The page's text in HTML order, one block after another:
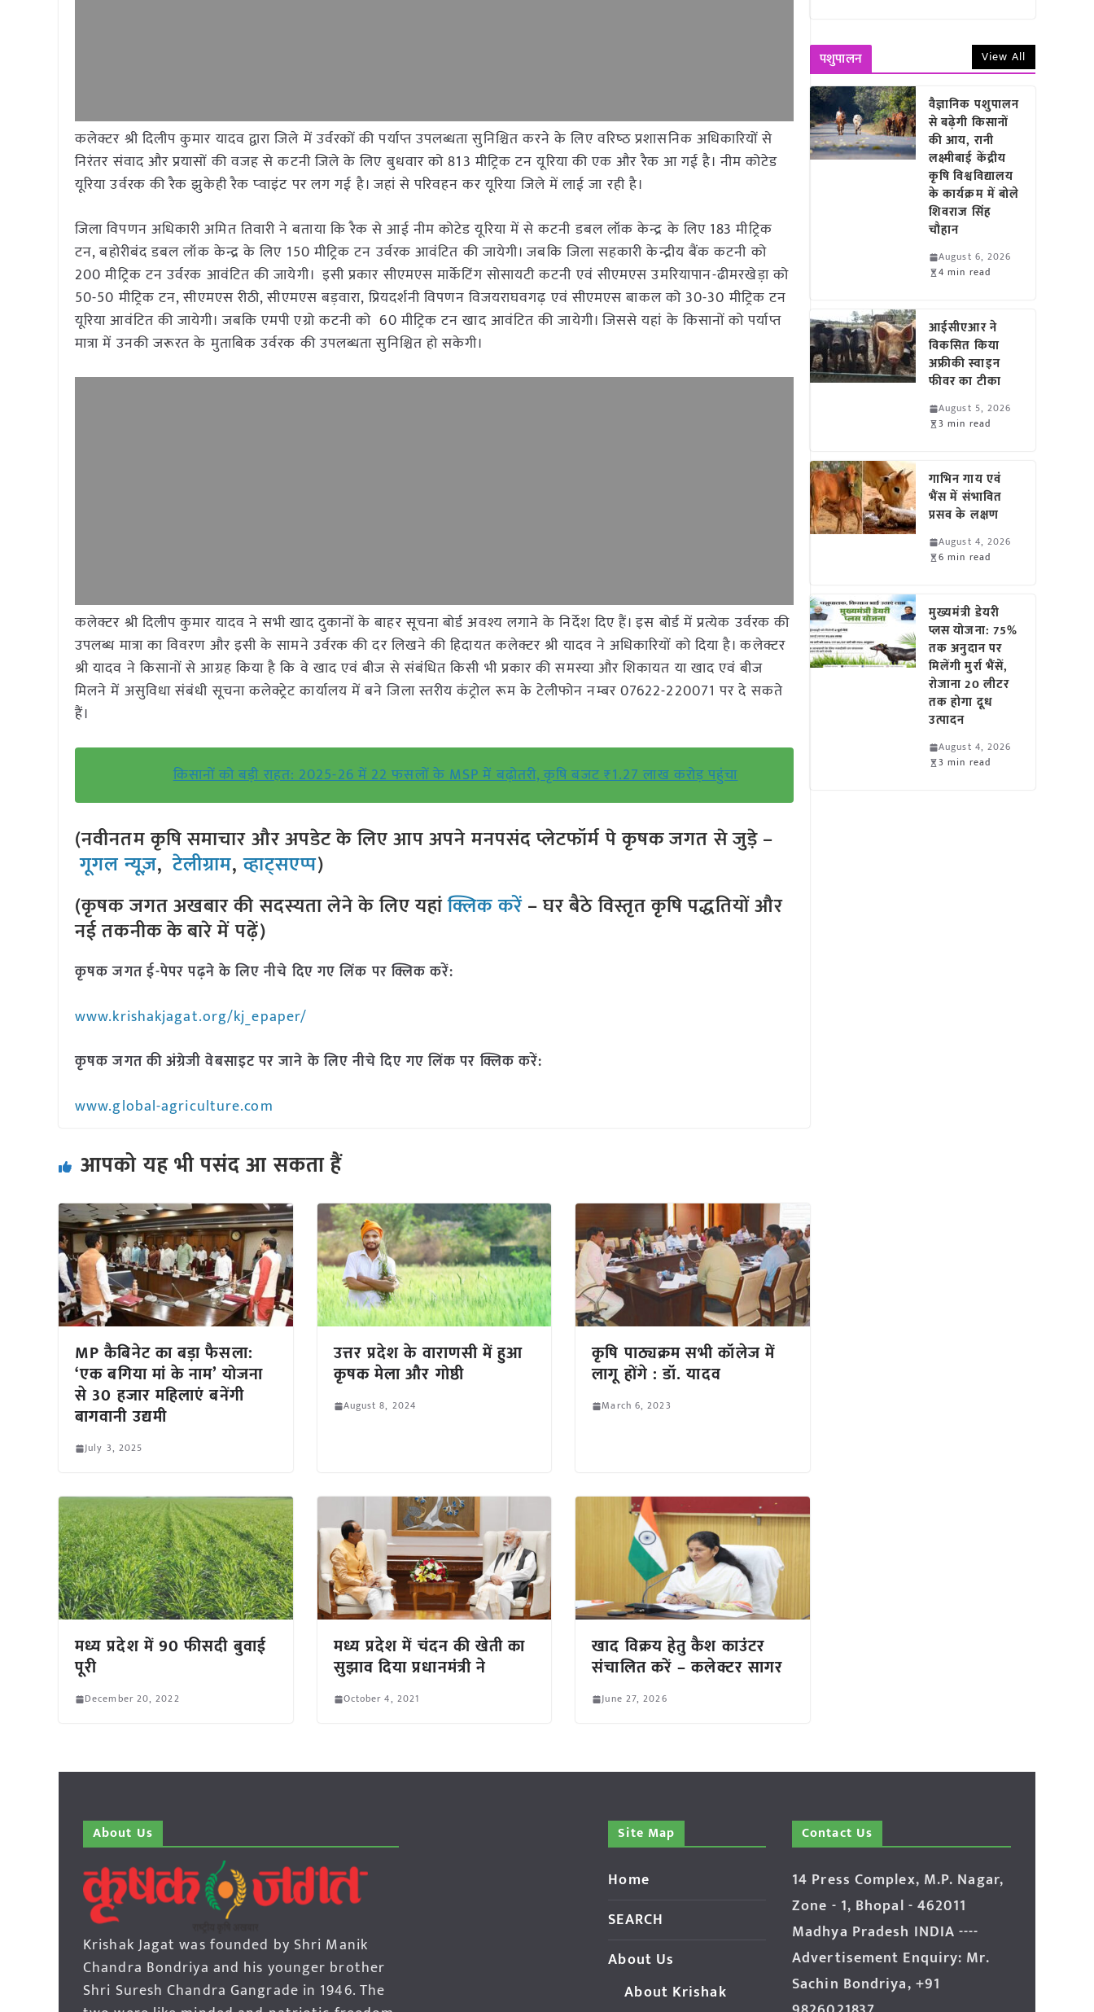
कलेक्टर श्री दिलीप कुमार यादव द्वारा जिले में उर्वरकों की पर्याप्त उपलब्धता सुनिश्चित करने के लिए वरिष्‍ठ प्रशासनिक अधिकारियों से
निरंतर संवाद और प्रयासों की वजह से कटनी जिले के लिए बुधवार को 813 मीट्रिक टन यूरिया की एक और रैक आ गई है। नीम कोटेड
यूरिया उर्वरक की रैक झुकेही रैक प्‍वाइंट पर लग गई है। जहां से परिवहन कर यूरिया जिले में लाई जा रही है।
जिला विपणन अधिकारी अमित तिवारी ने बताया कि रैक से आई नीम कोटेड यूरिया में से कटनी डबल लॉक केन्द्र के लिए 183 मीट्रिक
टन, बहोरीबंद डबल लॉक केन्द्र के लिए 150 मीट्रिक टन उर्वरक आवंटित की जायेगी। जबकि जिला सहकारी केन्द्रीय बैंक कटनी को
200 मीट्रिक टन उर्वरक आवंटित की जायेगी। इसी प्रकार सीएमएस मार्केटिंग सोसायटी कटनी एवं सीएमएस उमरियापान-ढीमरखेड़ा को
50-50 मीट्रिक टन, सीएमएस रीठी, सीएमएस बड़वारा, प्रियदर्शनी विपणन विजयराघवगढ़ एवं सीएमएस बाकल को 30-30 मीट्रिक टन
यूरिया आवंटित की जायेगी। जबकि एमपी एग्रो कटनी को 60 मीट्रिक टन खाद आवंटित की जायेगी। जिससे यहां के किसानों को पर्याप्त
मात्रा में उनकी जरूरत के मुताबिक उर्वरक की उपलब्धता सुनिश्चित हो सकेगी।
कलेक्टर श्री दिलीप कुमार यादव ने सभी खाद दुकानों के बाहर सूचना बोर्ड अवश्य लगाने के निर्देश दिए हैं। इस बोर्ड में प्रत्येक उर्वरक की
उपलब्ध मात्रा का विवरण और इसी के सामने उर्वरक की दर लिखने की हिदायत कलेक्टर श्री यादव ने अधिकारियों को दिया है। कलेक्टर
श्री यादव ने किसानों से आग्रह किया है कि वे खाद एवं बीज से संबंधित किसी भी प्रकार की समस्या और शिकायत या खाद एवं बीज
मिलने में असुविधा संबंधी सूचना कलेक्ट्रेट कार्यालय में बने जिला स्तरीय कंट्रोल रूम के टेलीफोन नम्बर 07622-220071 पर दे सकते
हैं।
किसानों को बड़ी राहत: 2025-26 में 22 फसलों के MSP में बढ़ोतरी, कृषि बजट ₹1.27 लाख करोड़ पहुंचा
(नवीनतम कृषि समाचार और अपडेट के लिए आप अपने मनपसंद प्लेटफॉर्म पे कृषक जगत से जुड़े –
गूगल न्यूज़,टेलीग्राम,व्हाट्सएप्प)
(कृषक जगत अखबार की सदस्यता लेने के लिए यहांक्लिक करें– घर बैठे विस्तृत कृषि पद्धतियों और
नई तकनीक के बारे में पढ़ें)
कृषक जगत ई-पेपर पढ़ने के लिए नीचे दिए गए लिंक पर क्लिक करें:
www.krishakjagat.org/kj_epaper/
कृषक जगत की अंग्रेजी वेबसाइट पर जाने के लिए नीचे दिए गए लिंक पर क्लिक करें:
www.global-agriculture.com
आपको यह भी पसंद आ सकता हैं
MP कैबिनेट का बड़ा फैसला:
‘एक बगिया मां के नाम’ योजना
से 30 हजार महिलाएं बनेंगी
बागवानी उद्यमी
July 3, 2025
उत्तर प्रदेश के वाराणसी में हुआ
कृषक मेला और गोष्ठी
August 8, 2024
कृषि पाठ्यक्रम सभी कॉलेज में
लागू होंगे : डॉ. यादव
March 6, 2023
मध्य प्रदेश में 90 फीसदी बुवाई
पूरी
December 20, 2022
मध्य प्रदेश में चंदन की खेती का
सुझाव दिया प्रधानमंत्री ने
October 4, 2021
खाद विक्रय हेतु कैश काउंटर
संचालित करें – कलेक्टर सागर
June 27, 2026
पशुपालन View All
वैज्ञानिक पशुपालन
से बढ़ेगी किसानों
की आय, रानी
लक्ष्मीबाई केंद्रीय
कृषि विश्वविद्यालय
के कार्यक्रम में बोले
शिवराज सिंह
चौहान
August 6, 2026
4 min read
आईसीएआर ने
विकसित किया
अफ्रीकी स्वाइन
फीवर का टीका
August 5, 2026
3 min read
गाभिन गाय एवं
भैंस में संभावित
प्रसव के लक्षण
August 4, 2026
6 min read
मुख्यमंत्री डेयरी
प्लस योजना: 75%
तक अनुदान पर
मिलेंगी मुर्रा भैंसें,
रोजाना 20 लीटर
तक होगा दूध
उत्पादन
August 4, 2026
3 min read
About Us
Krishak Jagat was founded by Shri Manik
Chandra Bondriya and his younger brother
Shri Suresh Chandra Gangrade in 1946. The
Site Map
Home
SEARCH
About Us
About Krishak
Contact Us
14 Press Complex, M.P. Nagar,
Zone - 1, Bhopal - 462011
Madhya Pradesh INDIA ----
Advertisement Enquiry: Mr.
Sachin Bondriya, +91